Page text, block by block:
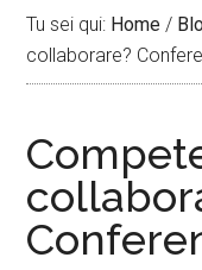
Tu sei qui: Home /
collaborare?